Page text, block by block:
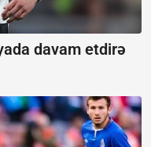
davam etdirə